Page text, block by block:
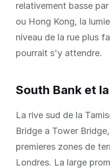
relativement basse
ou Hong Kong, la
niveau de la rue plus
pourrait s'y attendre.
South Bank et
La rive sud de la
Bridge a Tower
premieres zones de
Londres. La large